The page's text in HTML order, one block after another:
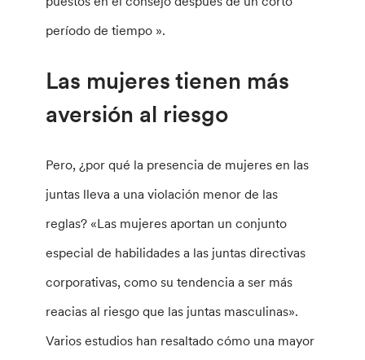
período de tiempo ».
Las mujeres tienen más
aversión al riesgo
Pero, ¿por qué la presencia de mujeres en las
juntas lleva a una violación menor de las
reglas? «Las mujeres aportan un conjunto
especial de habilidades a las juntas directivas
corporativas, como su tendencia a ser más
reacias al riesgo que las juntas masculinas».
Varios estudios han resaltado cómo una mayor